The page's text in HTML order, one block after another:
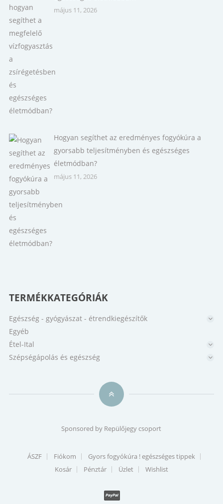
május 11, 2026
Hogyan segíthet az eredményes fogyókúra a
gyorsabb teljesítményben és egészséges
életmódban?
május 11, 2026
TERMÉKKATEGÓRIÁK
Egészség - gyógyászat - étrendkiegészítők
Egyéb
Étel-Ital
Szépségápolás és egészség
Sponsored by Repülőjegy csoport
ÁSZF Fiókom
Gyors fogyókúra ! egészséges tippek
Kosár
Pénztár Üzlet Wishlist